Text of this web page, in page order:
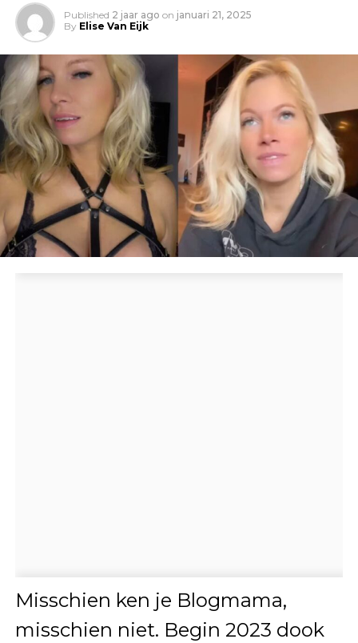
Published 2 jaar ago on januari 21, 2025
By Elise Van Eijk
Misschien ken je Blogmama,
misschien niet. Begin 2023 dook